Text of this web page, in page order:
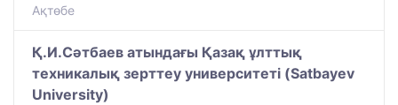
Ақтөбе
Қ.И.Сәтбаев атындағы Қазақ ұлттық
техникалық зерттеу университеті (Satbayev
University)